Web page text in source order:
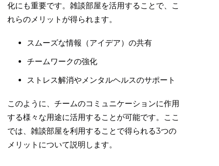
化にも重要です。雑談部屋を活用することで、こ
れらのメリットが得られます。
スムーズな情報（アイデア）の共有
チームワークの強化
ストレス解消やメンタルヘルスのサポート
このように、チームのコミュニケーションに作用
する様々な用途に活用することが可能です。ここ
では、雑談部屋を利用することで得られる3つの
メリットについて説明します。